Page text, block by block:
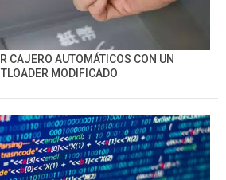
CAJERO AUTOMÁTICOS CON UN
MODIFICADO